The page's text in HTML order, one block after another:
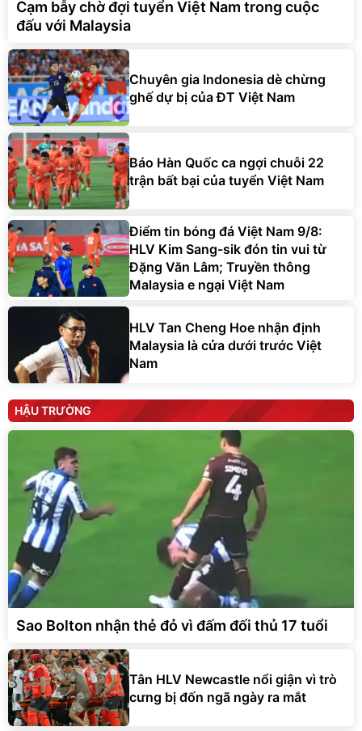
Cạm bẫy chờ đợi tuyển Việt Nam trong cuộc
đấu với Malaysia
Chuyên gia Indonesia dè chừng
ghế dự bị của ĐT Việt Nam
Báo Hàn Quốc ca ngợi chuỗi 22
trận bất bại của tuyển Việt Nam
Điểm tin bóng đá Việt Nam 9/8:
HLV Kim Sang-sik đón tin vui từ
Đặng Văn Lâm; Truyền thông
Malaysia e ngại Việt Nam
HLV Tan Cheng Hoe nhận định
Malaysia là cửa dưới trước Việt
Nam
HẬU TRƯỜNG
Sao Bolton nhận thẻ đỏ vì đấm đối thủ 17 tuổi
Tân HLV Newcastle nổi giận vì trò
cưng bị đốn ngã ngày ra mắt